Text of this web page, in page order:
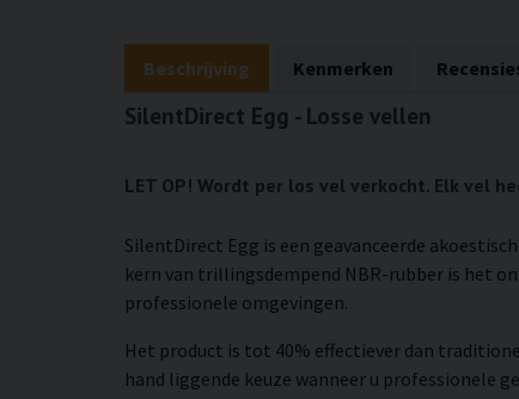
Beschrijving Kenmerken
SilentDirect Egg - Losse vellen
LET OP! Wordt per los vel verkocht. Elk vel
SilentDirect Egg is een geavanceerde
kern van trillingsdempend NBR-rubber is het
professionele omgevingen.
Het product is tot 40% effectiever dan
hand liggende keuze wanneer u professionele